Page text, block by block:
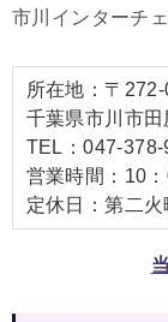
市川インターチ
所在地：〒
千葉県市川市
TEL：047-378-
営業時間：10
定休日：第二